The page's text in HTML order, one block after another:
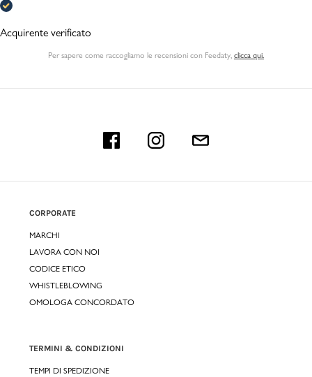
Acquirente verificato
Per sapere come raccogliamo le recensioni con Feedaty, clicca qui.
CORPORATE
MARCHI
LAVORA CON NOI
CODICE ETICO
WHISTLEBLOWING
OMOLOGA CONCORDATO
TERMINI & CONDIZIONI
TEMPI DI SPEDIZIONE